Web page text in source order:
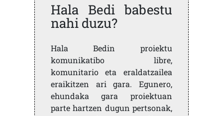
Hala Bedi babestu
nahi duzu?
Hala Bedin proiektu
komunikatibo libre,
komunitario eta eraldatzailea
eraikitzen ari gara. Egunero,
ehundaka gara proiektuan
parte hartzen dugun pertsonak,